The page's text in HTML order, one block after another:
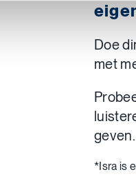
Doe
met
*Isra is